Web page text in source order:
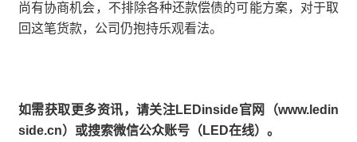
尚有协商机会，不排除各种还款偿债的可能方案，对于取
回这笔货款，公司仍抱持乐观看法。
如需获取更多资讯，请关注LEDinside官网（www.ledin
side.cn）或搜索微信公众账号（LED在线）。